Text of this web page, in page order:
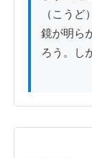
（こう
鏡が明ら
ろう。